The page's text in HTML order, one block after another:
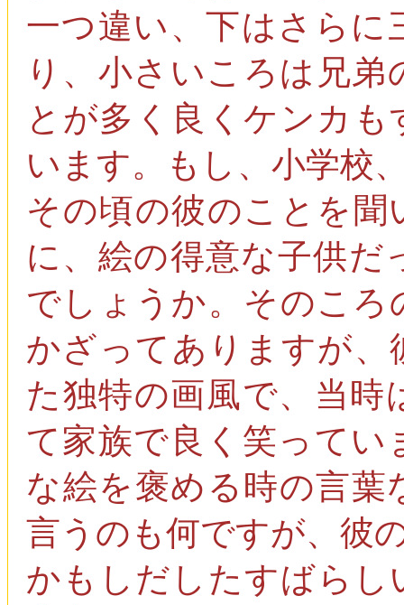
一つ違い、下はさらに
り、小さいころは兄
とが多く良くケンカ
います。もし、小学校
その頃の彼のことを
に、絵の得意な子供
でしょうか。そのこ
かざってありますが、
た独特の画風で、当
て家族で良く笑ってい
な絵を褒める時の言
言うのも何ですが、彼
かもしだしたすばらし